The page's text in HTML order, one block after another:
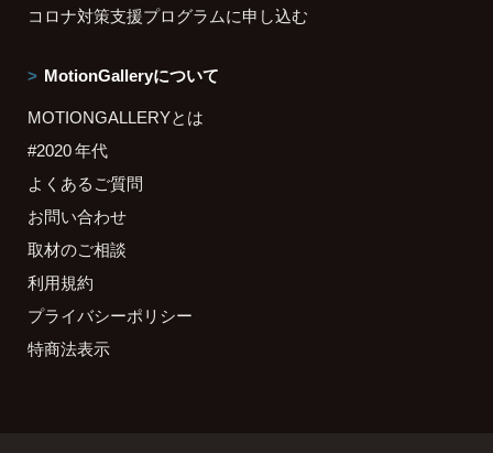
コロナ対策支援プログラムに申し込む
MotionGalleryについて
MOTIONGALLERYとは
#2020 年代
よくあるご質問
お問い合わせ
取材のご相談
利用規約
プライバシーポリシー
特商法表示